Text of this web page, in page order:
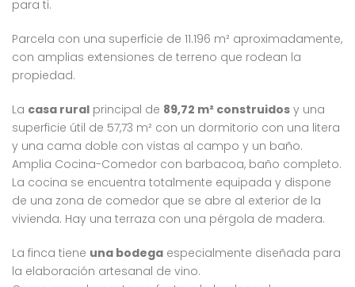
para ti.
Parcela con una superficie de 11.196 m² aproximadamente,
con amplias extensiones de terreno que rodean la
propiedad.
La casa rural principal de 89,72 m² construidos y una
superficie útil de 57,73 m² con un dormitorio con una litera
y una cama doble con vistas al campo y un baño.
Amplia Cocina-Comedor con barbacoa, baño completo.
La cocina se encuentra totalmente equipada y dispone
de una zona de comedor que se abre al exterior de la
vivienda. Hay una terraza con una pérgola de madera.
La finca tiene una bodega especialmente diseñada para
la elaboración artesanal de vino.